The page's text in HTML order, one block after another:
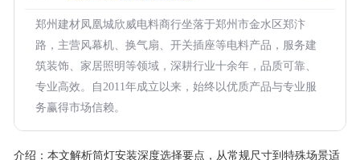
郑州建材凤凰城欣威电料商行坐落于郑州市金水区郑汴
路，主营风幕机、换气扇、开关插座等电料产品，服务建
筑装饰、家居照明等领域，深耕行业十余年，品质可靠、
专业高效。自2011年成立以来，始终以优质产品与专业服
务赢得市场信赖。
介绍： 本文解析筒灯安装深度选择要点，从常规尺寸到特殊场景适